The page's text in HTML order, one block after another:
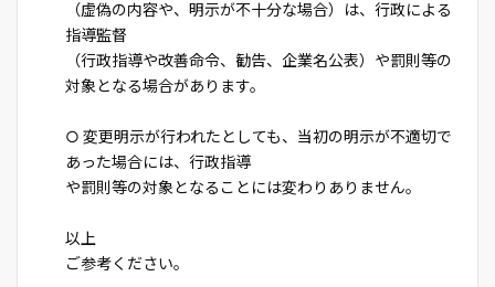
（虚偽の内容や、明示が不十分な場合）は、行政による
指導監督
（行政指導や改善命令、勧告、企業名公表）や罰則等の
対象となる場合があります。
○ 変更明示が行われたとしても、当初の明示が不適切で
あった場合には、行政指導
や罰則等の対象となることには変わりありません。
以上
ご参考ください。